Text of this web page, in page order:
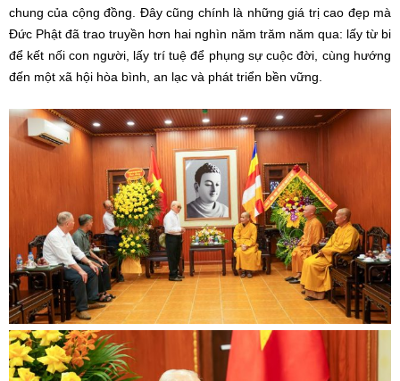
chung của cộng đồng. Đây cũng chính là những giá trị cao đẹp mà
Đức Phật đã trao truyền hơn hai nghìn năm trăm năm qua: lấy từ bi
để kết nối con người, lấy trí tuệ để phụng sự cuộc đời, cùng hướng
đến một xã hội hòa bình, an lạc và phát triển bền vững.